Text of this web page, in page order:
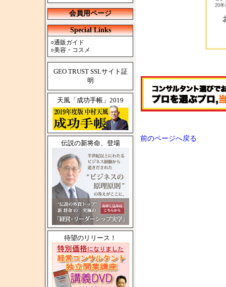
会員用ページ
Special Links
○通販ガイド
○美容・コスメ
GEO TRUST SSLサイト証
明
天風「成功手帳」2019
伝説の新将命、登場
待望のリリース！
前のページへ戻る